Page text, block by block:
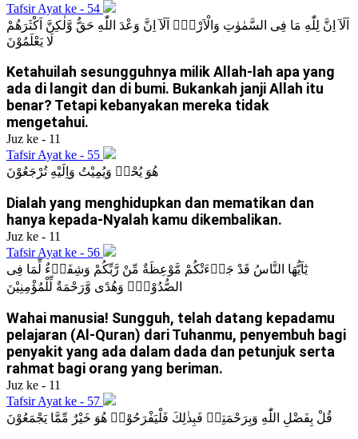
Tafsir Ayat ke - 54
اَلَآ اِنَّ لِلّٰهِ مَا فِى السَّمٰوٰتِ وَالْاَرْضِۗ اَلَآ اِنَّ وَعْدَ اللّٰهِ حَقٌّ وَّلٰكِنَّ اَكْثَرَهُمْ
لَا يَعْلَمُوْنَ
Ketahuilah sesungguhnya milik Allah-lah apa yang
ada di langit dan di bumi. Bukankah janji Allah itu
benar? Tetapi kebanyakan mereka tidak
mengetahui.
Juz ke - 11
Tafsir Ayat ke - 55
هُوَ يُحْيٖ وَيُمِيْتُ وَاِلَيْهِ تُرْجَعُوْنَ
Dialah yang menghidupkan dan mematikan dan
hanya kepada-Nyalah kamu dikembalikan.
Juz ke - 11
Tafsir Ayat ke - 56
يٰٓاَيُّهَا النَّاسُ قَدْ جَاۤءَتْكُمْ مَّوْعِظَةٌ مِّنْ رَّبِّكُمْ وَشِفَاۤءٌ لِّمَا فِى
الصُّدُوْرِۙ وَهُدًى وَّرَحْمَةٌ لِّلْمُؤْمِنِيْنَ
Wahai manusia! Sungguh, telah datang kepadamu
pelajaran (Al-Quran) dari Tuhanmu, penyembuh bagi
penyakit yang ada dalam dada dan petunjuk serta
rahmat bagi orang yang beriman.
Juz ke - 11
Tafsir Ayat ke - 57
قُلْ بِفَضْلِ اللّٰهِ وَبِرَحْمَتِهٖ فَبِذٰلِكَ فَلْيَفْرَحُوْاۗ هُوَ خَيْرٌ مِّمَّا يَجْمَعُوْنَ